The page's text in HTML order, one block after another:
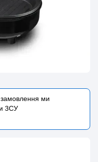
замовлення ми
3CУ